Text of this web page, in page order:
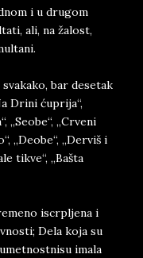
i u drugom
ali, na žalost,
bar desetak
Drini ćuprija“,
„Seobe“, „Crveni
„Deobe“, „Derviš i
tikve“, „Bašta
iscrpljena i
Dela koja su
imala